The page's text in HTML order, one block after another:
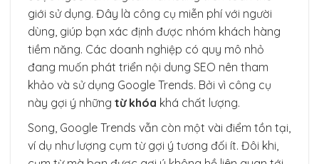
giới sử dụng. Đây là công cụ miễn phí với người
dùng, giúp bạn xác định được nhóm khách hàng
tiềm năng. Các doanh nghiệp có quy mô nhỏ
đang muốn phát triển nội dung SEO nên tham
khảo và sử dụng Google Trends. Bởi vì công cụ
này gợi ý những từ khóa khá chất lượng.
Song, Google Trends vẫn còn một vài điểm tồn tại,
ví dụ như lượng cụm từ gợi ý tương đối ít. Đôi khi,